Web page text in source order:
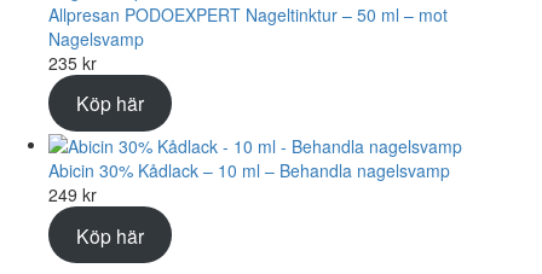
Allpresan PODOEXPERT Nageltinktur – 50 ml – mot
Nagelsvamp
235 kr
Köp här
Abicin 30% Kådlack – 10 ml – Behandla nagelsvamp
249 kr
Köp här